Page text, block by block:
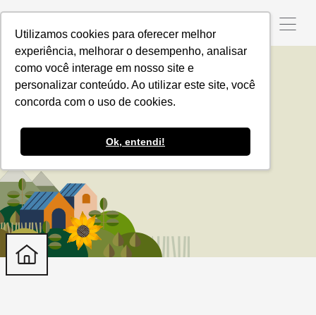
Utilizamos cookies para oferecer melhor
experiência, melhorar o desempenho, analisar
como você interage em nosso site e
personalizar conteúdo. Ao utilizar este site, você
concorda com o uso de cookies.
Ok, entendi!
Sorgo